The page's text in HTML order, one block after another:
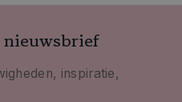
inspiratie,